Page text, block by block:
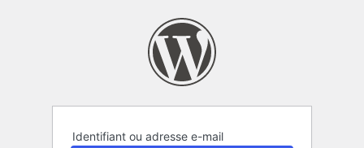
Identifiant ou adresse e-mail